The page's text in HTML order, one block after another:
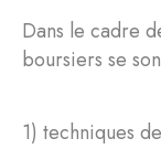
Dans le cadre
boursiers se
1) techniques